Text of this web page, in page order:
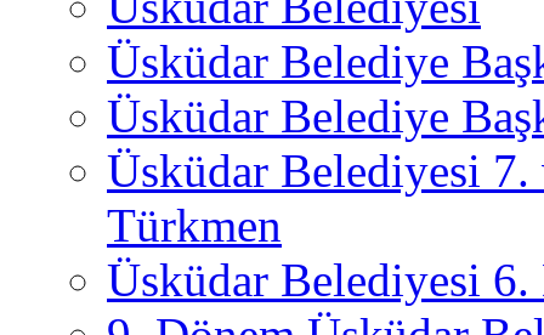
Üsküdar Belediye
Üsküdar Belediye
Üsküdar Belediyesi
Türkmen
Üsküdar Belediyesi 6.